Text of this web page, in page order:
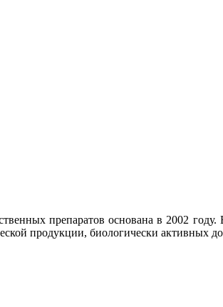
препаратов основана в 2002
продукции, биологически активных